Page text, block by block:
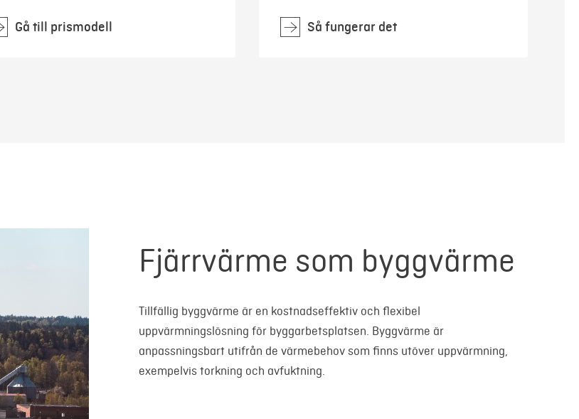
Gå till prismodell Så fungerar det
Fjärrvärme som byggvärme
Tillfällig byggvärme är en kostnadseffektiv och flexibel
uppvärmningslösning för byggarbetsplatsen. Byggvärme är
anpassningsbart utifrån de värmebehov som finns utöver uppvärmning,
exempelvis torkning och avfuktning.